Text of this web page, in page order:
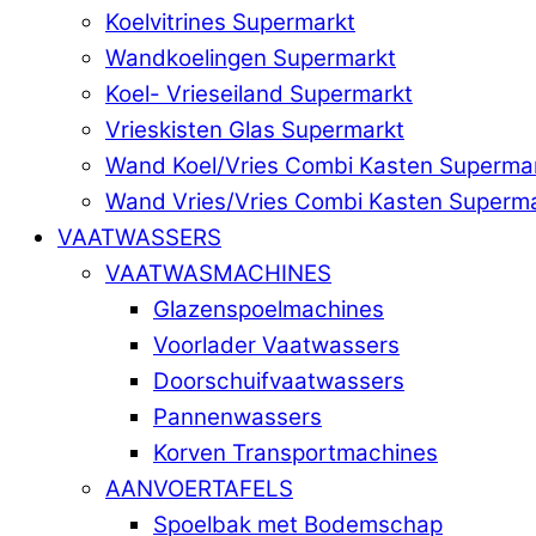
Koelvitrines Supermarkt
Wandkoelingen Supermarkt
Koel- Vrieseiland Supermarkt
Vrieskisten Glas Supermarkt
Wand Koel/Vries Combi Kasten
Wand Vries/Vries Combi Kasten
VAATWASSERS
VAATWASMACHINES
Glazenspoelmachines
Voorlader Vaatwassers
Doorschuifvaatwassers
Pannenwassers
Korven Transportmachines
AANVOERTAFELS
Spoelbak met Bodemschap